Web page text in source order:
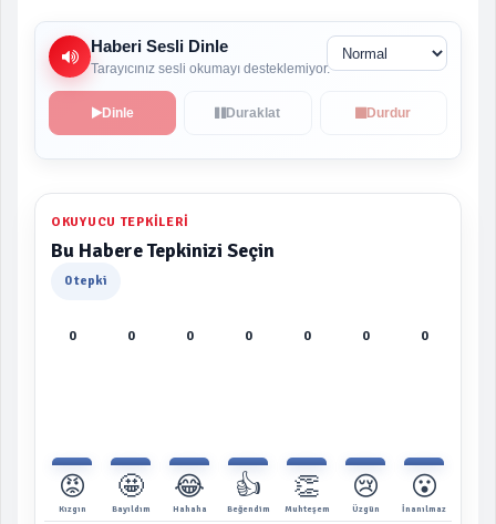
Haberi Sesli Dinle
Tarayıcınız sesli okumayı desteklemiyor.
Dinle Duraklat Durdur
OKUYUCU TEPKILERI
Bu Habere Tepkinizi Seçin
0 tepki
0
😡
Kızgın
0
🤩
Bayıldım
0
😂
Hahaha
0
👍
Beğendim
0
👏
Muhteşem
0
😢
Üzgün
0
😮
İnanılmaz